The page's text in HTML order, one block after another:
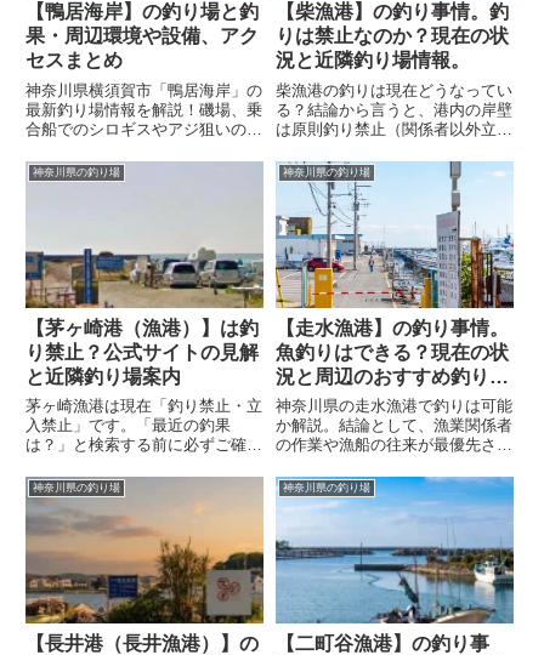
【鴨居海岸】の釣り場と釣
果・周辺環境や設備、アク
セスまとめ
神奈川県横須賀市「鴨居海岸」の
最新釣り場情報を解説！磯場、乗
合船でのシロギスやアジ狙いの魅
まで、釣行前に必須のルールとリ
アルな現地事情を詳しくまとめま
【柴漁港】の釣り事情。釣
りは禁止なのか？現在の状
況と近隣釣り場情報。
柴漁港の釣りは現在どうなってい
る？結論から言うと、港内の岸壁
は原則釣り禁止（関係者以外立入
と、すぐ近くで釣りができる「海
の公園」や、柴漁港から乗れる
「船釣り（遊漁船）」など、おす
すめの代替スポットを紹介しま
す。
神奈川県の釣り場
【茅ヶ崎港（漁港）】は釣
り禁止？公式サイトの見解
と近隣釣り場案内
茅ヶ崎漁港は現在「釣り禁止・立
入禁止」です。「最近の釣果
は？」と検索する前に必ずご確認
公式の理由と、すぐ近くで正規に
釣りが楽しめる「茅ヶ崎ヘッドラ
ンド（Tバー）」などの代替スポ
ット、駐車場の注意点を詳しく解
説します。
神奈川県の釣り場
【走水漁港】の釣り事情。
魚釣りはできる？現在の状
況と周辺のおすすめ釣り場
情報
神奈川県の走水漁港で釣りは可能
か解説。結論として、漁業関係者
の作業や漁船の往来が最優先され
エサ問わず全面禁止です。本記事
では釣りができない理由のほか、
近隣の海辺つり公園や、走水沖を
狙えるおすすめの船宿情報など代
替案をご紹介します。
神奈川県の釣り場
【長井港（長井漁港）】の
神奈川県の釣り場
【二町谷漁港】の釣り事